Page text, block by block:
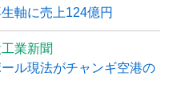
軸に売上124億円
業新聞
ル現法がチャンギ空港の